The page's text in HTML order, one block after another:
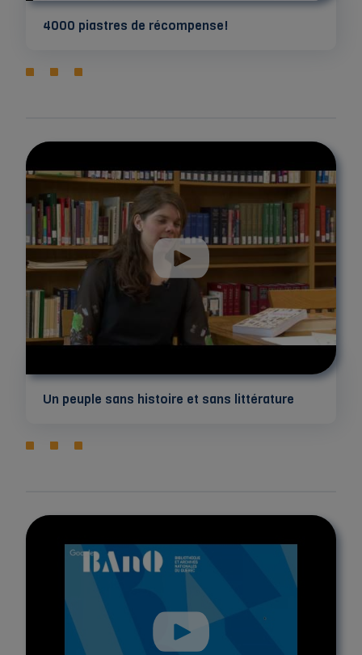
4000 piastres de récompense!
Un peuple sans histoire et sans littérature